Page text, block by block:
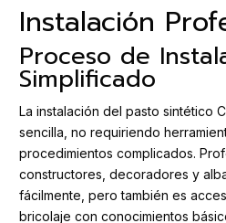
Instalación
Proceso de
Simplificado
La instalación del pasto sintético
sencilla, no requiriendo
procedimientos complicados.
constructores, decoradores y
fácilmente, pero también es
bricolaje con conocimientos